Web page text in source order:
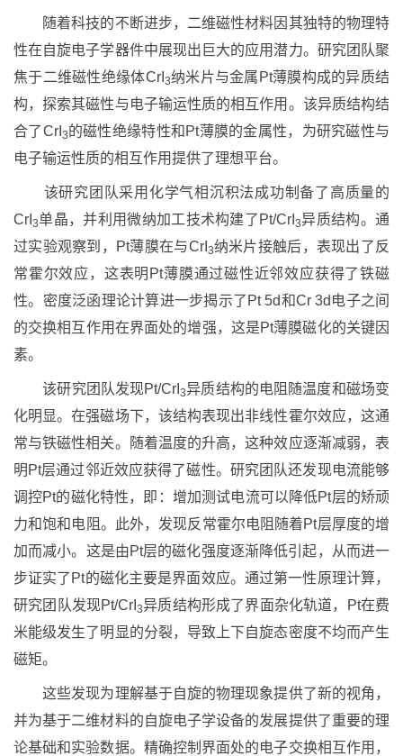
随着科技的不断进步，二维磁性材料因其独特的物理特
性在自旋电子学器件中展现出巨大的应用潜力。研究团队聚
焦于二维磁性绝缘体CrI 3纳米片与金属Pt薄膜构成的异质结
构，探索其磁性与电子输运性质的相互作用。该异质结构结
合了CrI 3的磁性绝缘特性和Pt薄膜的金属性，为研究磁性与
电子输运性质的相互作用提供了理想平台。
该研究团队采用化学气相沉积法成功制备了高质量的
CrI 3单晶，并利用微纳加工技术构建了Pt/CrI3异质结构。通
过实验观察到，Pt薄膜在与CrI 3纳米片接触后，表现出了反
常霍尔效应，这表明Pt薄膜通过磁性近邻效应获得了铁磁
性。密度泛函理论计算进一步揭示了Pt 5d和Cr 3d电子之间
的交换相互作用在界面处的增强，这是Pt薄膜磁化的关键因
素。
该研究团队发现Pt/CrI3异质结构的电阻随温度和磁场变
化明显。在强磁场下，该结构表现出非线性霍尔效应，这通
常与铁磁性相关。随着温度的升高，这种效应逐渐减弱，表
明Pt层通过邻近效应获得了磁性。研究团队还发现电流能够
调控Pt的磁化特性，即：增加测试电流可以降低Pt层的矫顽
力和饱和电阻。此外，发现反常霍尔电阻随着Pt层厚度的增
加而减小。这是由Pt层的磁化强度逐渐降低引起，从而进一
步证实了Pt的磁化主要是界面效应。通过第一性原理计算，
研究团队发现Pt/CrI3异质结构形成了界面杂化轨道，Pt在费
米能级发生了明显的分裂，导致上下自旋态密度不均而产生
磁矩。
这些发现为理解基于自旋的物理现象提供了新的视角，
并为基于二维材料的自旋电子学设备的发展提供了重要的理
论基础和实验数据。精确控制界面处的电子交换相互作用，